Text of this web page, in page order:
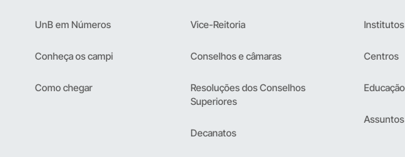
UnB em Números
Conheça os campi
Como chegar
Vice-Reitoria
Conselhos e câmaras
Resoluções dos Conselhos
Superiores
Decanatos
Institutos
Centros